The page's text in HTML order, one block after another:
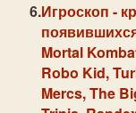
Игроскоп -
Mortal
Robo Kid,
Mercs, The